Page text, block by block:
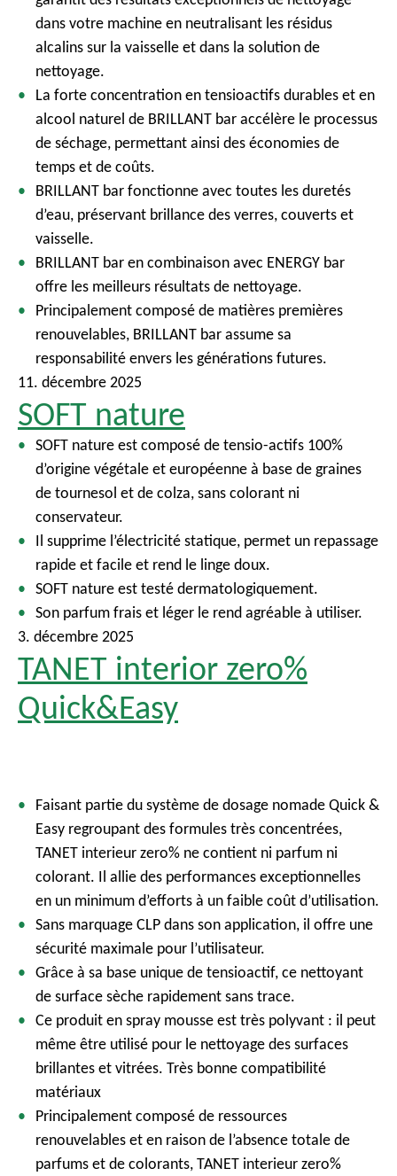
dans votre machine en neutralisant les résidus
alcalins sur la vaisselle et dans la solution de
nettoyage.
La forte concentration en tensioactifs durables et en
alcool naturel de BRILLANT bar accélère le processus
de séchage, permettant ainsi des économies de
temps et de coûts.
BRILLANT bar fonctionne avec toutes les duretés
d’eau, préservant brillance des verres, couverts et
vaisselle.
BRILLANT bar en combinaison avec ENERGY bar
offre les meilleurs résultats de nettoyage.
Principalement composé de matières premières
renouvelables, BRILLANT bar assume sa
responsabilité envers les générations futures.
11. décembre 2025
SOFT nature
SOFT nature est composé de tensio-actifs 100%
d’origine végétale et européenne à base de graines
de tournesol et de colza, sans colorant ni
conservateur.
Il supprime l’électricité statique, permet un repassage
rapide et facile et rend le linge doux.
SOFT nature est testé dermatologiquement.
Son parfum frais et léger le rend agréable à utiliser.
3. décembre 2025
TANET interior zero%
Quick&Easy
Faisant partiedusystèmede dosage nomadeQuick &
Easy regroupantdesformulestrèsconcentrées,
TANET interieur zero% necontient ni parfum ni
colorant. Il alliedes performancesexceptionnelles
en un minimumd’effortsà unfaiblecoûtd’utilisation.
Sans marquageCLP dans son application, il offre une
sécurité maximale pour l’utilisateur.
Grâce à sa base unique detensioactif,ce nettoyant
de surfacesèche rapidementsans trace.
Ce produiten spray mousseesttrès polyvant : il peut
mêmeêtre utilisé pour le nettoyagedes surfaces
brillantes etvitrées. Très bonnecompatibilité
matériaux
Principalementcomposéde ressources
renouvelableset en raison de l’absencetotale de
parfums et de colorants, TANET interieur zero%